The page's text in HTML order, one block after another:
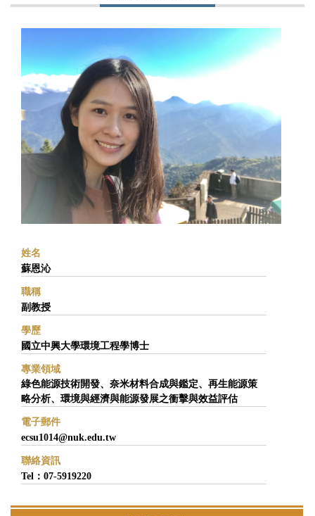
姓名
蘇恩沁
職稱
副教授
學歷
國立中興大學環境工程學博士
專業領域
綠色能源技術開發、奈米材料合成與鑑定、再生能源策
略分析、環境與經濟與能源發展之衝擊與效益評估
電子郵件
ecsu1014@nuk.edu.tw
聯絡資訊
Tel：07-5919220